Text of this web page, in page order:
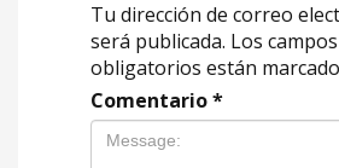
Tu dirección de correo
será publicada. Los campos
obligatorios están
Comentario*